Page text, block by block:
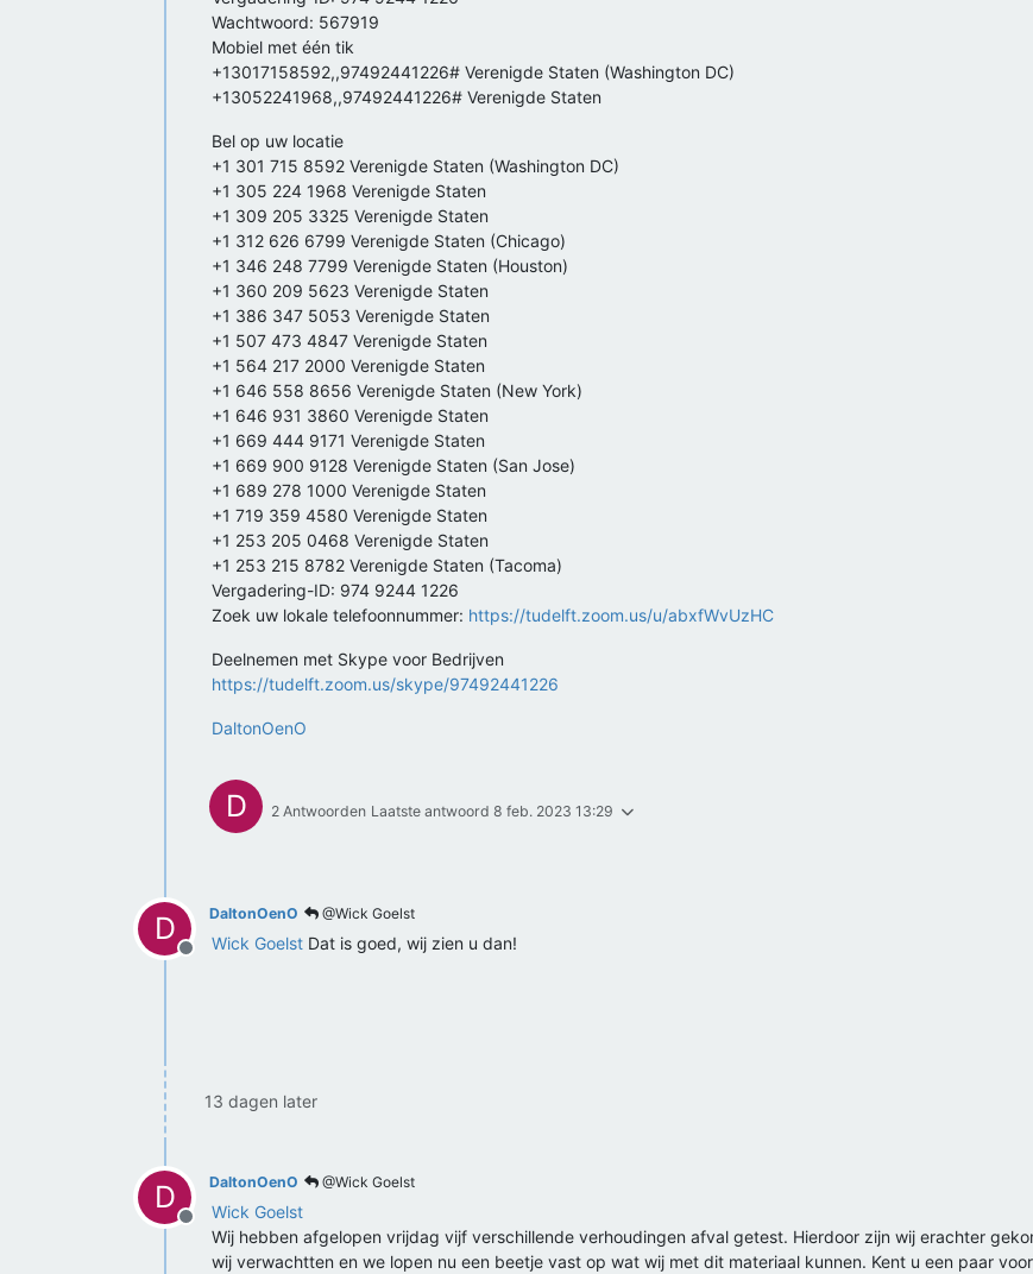
Wachtwoord: 567919
Mobiel met één tik
+13017158592,,97492441226# Verenigde Staten (Washington DC)
+13052241968,,97492441226# Verenigde Staten
Bel op uw locatie
+1 301 715 8592 Verenigde Staten (Washington DC)
+1 305 224 1968 Verenigde Staten
+1 309 205 3325 Verenigde Staten
+1 312 626 6799 Verenigde Staten (Chicago)
+1 346 248 7799 Verenigde Staten (Houston)
+1 360 209 5623 Verenigde Staten
+1 386 347 5053 Verenigde Staten
+1 507 473 4847 Verenigde Staten
+1 564 217 2000 Verenigde Staten
+1 646 558 8656 Verenigde Staten (New York)
+1 646 931 3860 Verenigde Staten
+1 669 444 9171 Verenigde Staten
+1 669 900 9128 Verenigde Staten (San Jose)
+1 689 278 1000 Verenigde Staten
+1 719 359 4580 Verenigde Staten
+1 253 205 0468 Verenigde Staten
+1 253 215 8782 Verenigde Staten (Tacoma)
Vergadering-ID: 974 9244 1226
Zoek uw lokale telefoonnummer: https://tudelft.zoom.us/u/abxfWvUzHC
Deelnemen met Skype voor Bedrijven
https://tudelft.zoom.us/skype/97492441226
DaltonOenO
D 2 Antwoorden Laatste antwoord 8 feb. 2023 13:29
D
Offline
DaltonOenO @Wick Goelst
Wick Goelst Dat is goed, wij zien u dan!
13 dagen later
D
Offline
DaltonOenO @Wick Goelst
Wick Goelst
Wij hebben afgelopen vrijdag vijf verschillende verhoudingen afval getest. Hierdoor zijn wij erachter
wij verwachtten en we lopen nu een beetje vast op wat wij met dit materiaal kunnen. Kent u een paar